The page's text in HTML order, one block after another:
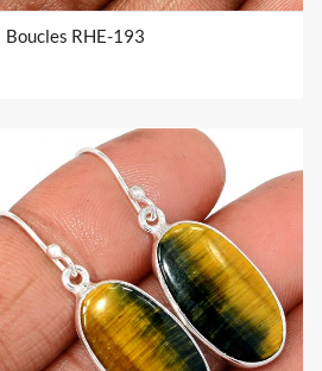
Boucles RHE-193